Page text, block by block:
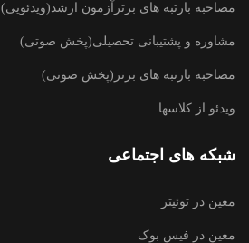
مصاحبه بارتبه های برترآزمون ارشد(ویدئویی)
مشاوره و پشتیبانی تحصیلی(پخش صوتی)
مصاحبه بارتبه های برتر(پخش صوتی)
ویدئو از کلاسها
شبکه های اجتماعی
معین در توئیتر
معین در فیس بوک